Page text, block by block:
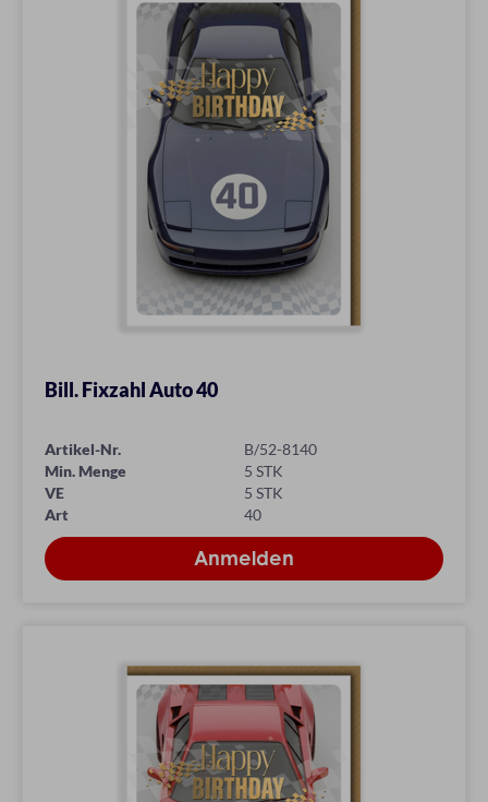
Bill. Fixzahl Auto 40
Artikel-Nr.
B/52-8140
Min. Menge
5 STK
VE
5 STK
Art
40